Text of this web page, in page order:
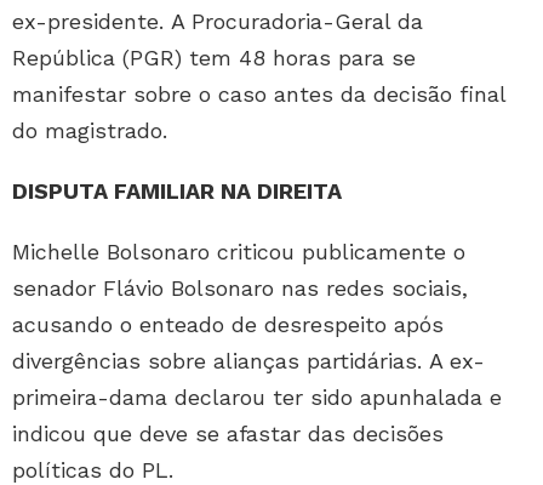
ex-presidente. A Procuradoria-Geral da
República (PGR) tem 48 horas para se
manifestar sobre o caso antes da decisão final
do magistrado.
DISPUTA FAMILIAR NA DIREITA
Michelle Bolsonaro criticou publicamente o
senador Flávio Bolsonaro nas redes sociais,
acusando o enteado de desrespeito após
divergências sobre alianças partidárias. A ex-
primeira-dama declarou ter sido apunhalada e
indicou que deve se afastar das decisões
políticas do PL.